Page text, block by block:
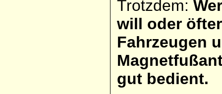
Trotzdem:
will oder
Fahrzeugen
gut bedient.